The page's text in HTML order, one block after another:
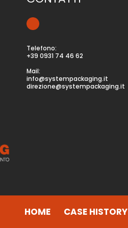
Telefono:
+39 0931 74 46 62
Mail:
info@systempackaging.it
direzione@systempackaging.it
HOME CASE HISTORY